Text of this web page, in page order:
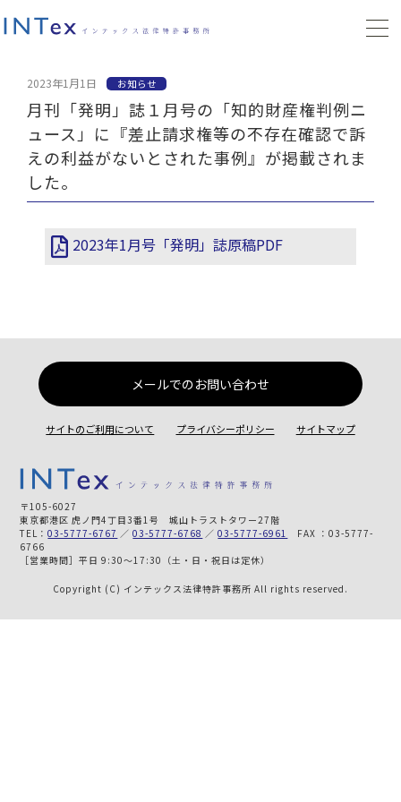
2023年1月1日 お知らせ
月刊「発明」誌１月号の「知的財産権判例ニ
ュース」に『差止請求権等の不存在確認で訴
えの利益がないとされた事例』が掲載されま
した。
2023年1月号「発明」誌原稿PDF
メールでのお問い合わせ
サイトのご利用について プライバシーポリシー サイトマップ
〒105-6027
東京都港区 虎ノ門4丁目3番1号 城山トラストタワー27階
TEL：03-5777-6767 ／03-5777-6768 ／03-5777-6961
FAX ：03-5777-
6766
［営業時間］平日 9:30～17:30（土・日・祝日は定休）
Copyright (C) インテックス法律特許事務所 All rights reserved.